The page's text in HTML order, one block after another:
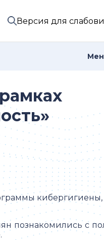
Версия для
кибергигиены,
познакомились с